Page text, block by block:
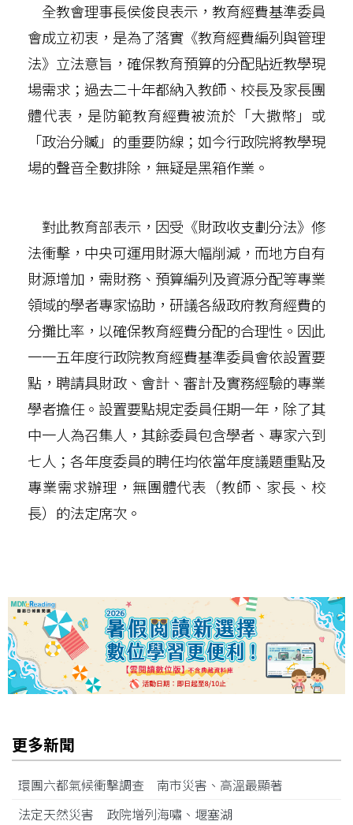
全教會理事長侯俊良表示，教育經費基準委員
會成立初衷，是為了落實《教育經費編列與管理
法》立法意旨，確保教育預算的分配貼近教學現
場需求；過去二十年都納入教師、校長及家長團
體代表，是防範教育經費被流於「大撒幣」或
「政治分贓」的重要防線；如今行政院將教學現
場的聲音全數排除，無疑是黑箱作業。
對此教育部表示，因受《財政收支劃分法》修
法衝擊，中央可運用財源大幅削減，而地方自有
財源增加，需財務、預算編列及資源分配等專業
領域的學者專家協助，研議各級政府教育經費的
分攤比率，以確保教育經費分配的合理性。因此
一一五年度行政院教育經費基準委員會依設置要
點，聘請具財政、會計、審計及實務經驗的專業
學者擔任。設置要點規定委員任期一年，除了其
中一人為召集人，其餘委員包含學者、專家六到
七人；各年度委員的聘任均依當年度議題重點及
專業需求辦理，無團體代表（教師、家長、校
長）的法定席次。
更多新聞
環團六都氣候衝擊調查 南市災害、高溫最顯著
法定天然災害 政院增列海嘯、堰塞湖